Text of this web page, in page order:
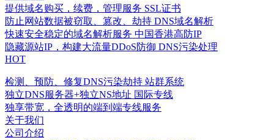
提供域名购买，续费，管理服务 SSL证书
防止网站数据被窃取、篡改、劫持 DNS域名解析
快速安全稳定的域名解析服务 中国香港高防IP
隐藏源站IP，构建大流量DDoS防御 DNS污染处理
HOT
检测、预防、修复DNS污染劫持 站群系统
独立DNS服务器+独立NS地址 国际专线
独享带宽，全透明的端到端专线服务
关于我们
公司介绍